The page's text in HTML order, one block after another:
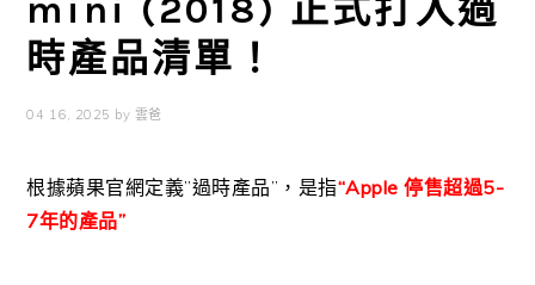
mini (2018) 正式打入過
時產品清單！
04 16, 2025 by 雲爸
根據蘋果官網定義”過時產品”，是指“Apple 停售超過5-
7年的產品”